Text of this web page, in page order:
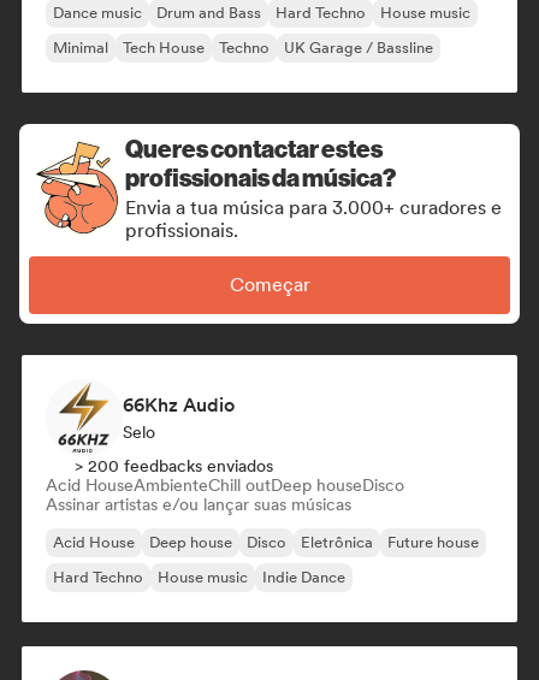
Dance music Drum and Bass Hard Techno
House music
Minimal
Tech House Techno UK Garage / Bassline
Queres contactar estes
profissionais da música?
Envia a tua música para 3.000+ curadores e
profissionais.
Começar
66Khz Audio
Selo
> 200 feedbacks enviados
Acid HouseAmbienteChill outDeep houseDisco
Assinar artistas e/ou lançar suas músicas
Acid House Deep house Disco Eletrônica
Future house
Hard Techno
House music Indie Dance